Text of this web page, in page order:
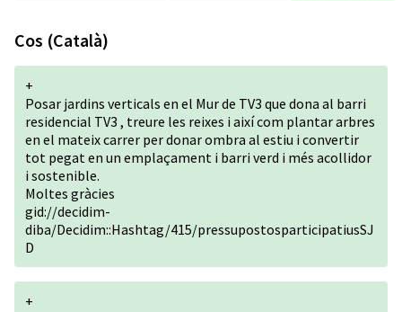
Cos (Català)
+
Posar jardins verticals en el Mur de TV3 que dona al barri
residencial TV3 , treure les reixes i així com plantar arbres
en el mateix carrer per donar ombra al estiu i convertir
tot pegat en un emplaçament i barri verd i més acollidor
i sostenible.
Moltes gràcies
gid://decidim-
diba/Decidim::Hashtag/415/pressupostosparticipatiusSJ
D
+